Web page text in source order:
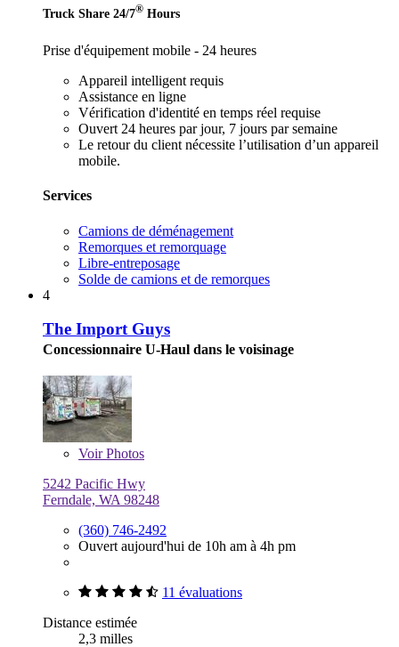
Truck Share 24/7® Hours
Prise d'équipement mobile - 24 heures
Appareil intelligent requis
Assistance en ligne
Vérification d'identité en temps réel requise
Ouvert 24 heures par jour, 7 jours par semaine
Le retour du client nécessite l’utilisation d’un appareil
mobile.
Services
Camions de déménagement
Remorques et remorquage
Libre-entreposage
Solde de camions et de remorques
4
The Import Guys
Concessionnaire U-Haul dans le voisinage
VoirPhotos
5242 Pacific Hwy
Ferndale, WA 98248
(360) 746-2492
Ouvert aujourd'hui de 10h am à 4h pm
11 évaluations
Distance estimée
2,3 milles